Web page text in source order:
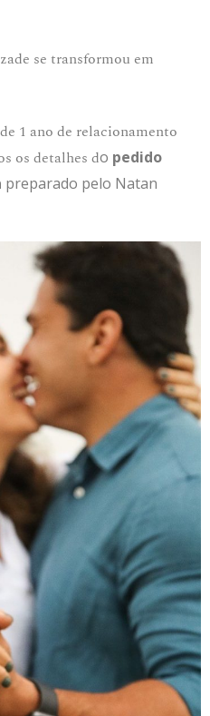
se transformou em
1 ano de relacionamento
os detalhes do pedido
preparado pelo Natan